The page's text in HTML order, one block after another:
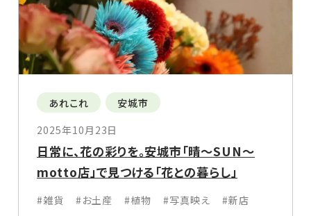
あれこれ
安城市
2025年10月23日
日常に、花の彩りを。安城市「晴〜SUN〜
motto店」で見つける「花との暮らし」
#雑貨 #お土産 #植物 #写真映え #新店